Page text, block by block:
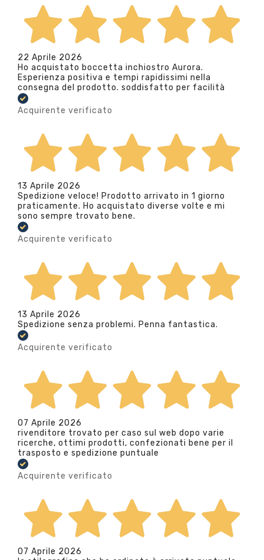
22 Aprile 2026
Ho acquistato boccetta inchiostro Aurora.
Esperienza positiva e tempi rapidissimi nella
consegna del prodotto. soddisfatto per facilità
Acquirente verificato
13 Aprile 2026
Spedizione veloce! Prodotto arrivato in 1 giorno
praticamente. Ho acquistato diverse volte e mi
sono sempre trovato bene.
Acquirente verificato
13 Aprile 2026
Spedizione senza problemi. Penna fantastica.
Acquirente verificato
07 Aprile 2026
rivenditore trovato per caso sul web dopo varie
ricerche, ottimi prodotti, confezionati bene per il
trasposto e spedizione puntuale
Acquirente verificato
07 Aprile 2026